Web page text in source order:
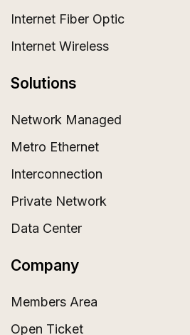
Internet Fiber Optic
Internet Wireless
Solutions
Network Managed
Metro Ethernet
Interconnection
Private Network
Data Center
Company
Members Area
Open Ticket